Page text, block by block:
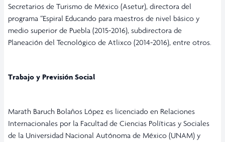
Secretarios de Turismo de México (Asetur), directora del
programa “Espiral Educando para maestros de nivel básico y
medio superior de Puebla (2015-2016), subdirectora de
Planeación del Tecnológico de Atlixco (2014-2016), entre otros.
Trabajo y Previsión Social
Marath Baruch Bolaños López es licenciado en Relaciones
Internacionales por la Facultad de Ciencias Políticas y Sociales
de la Universidad Nacional Autónoma de México (UNAM) y